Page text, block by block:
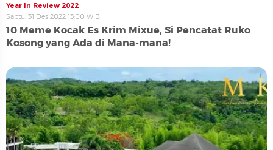
Year In Review 2022
Sabtu, 31 Des 2022 13:00 WIB
10 Meme Kocak Es Krim Mixue, Si Pencatat Ruko
Kosong yang Ada di Mana-mana!